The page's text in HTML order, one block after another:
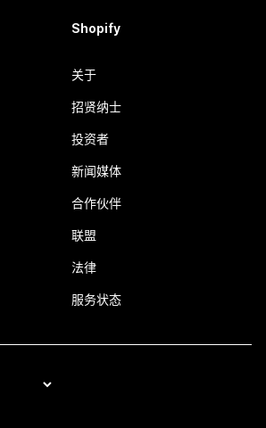
Shopify
关于
招贤纳士
投资者
新闻媒体
合作伙伴
联盟
法律
服务状态